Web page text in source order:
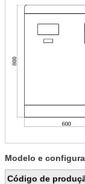
Modelo e
Código de